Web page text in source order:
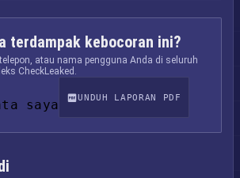
terdampak kebocoran ini?
atau nama pengguna Anda di seluruh
CheckLeaked.
saya UNDUH LAPORAN PDF